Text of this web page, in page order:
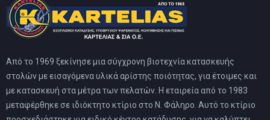
Από το 1969 ξεκίνησε μια σύγχρονη βιοτεχνία κατασκευής
στολών με εισαγόμενα υλικά αρίστης ποιότητας, για έτοιμες και
με κατασκευή στα μέτρα των πελατών. Η εταιρεία από το 1983
μεταφέρθηκε σε ιδιόκτητο κτίριο στο Ν. Φάληρο. Αυτό το κτίριο